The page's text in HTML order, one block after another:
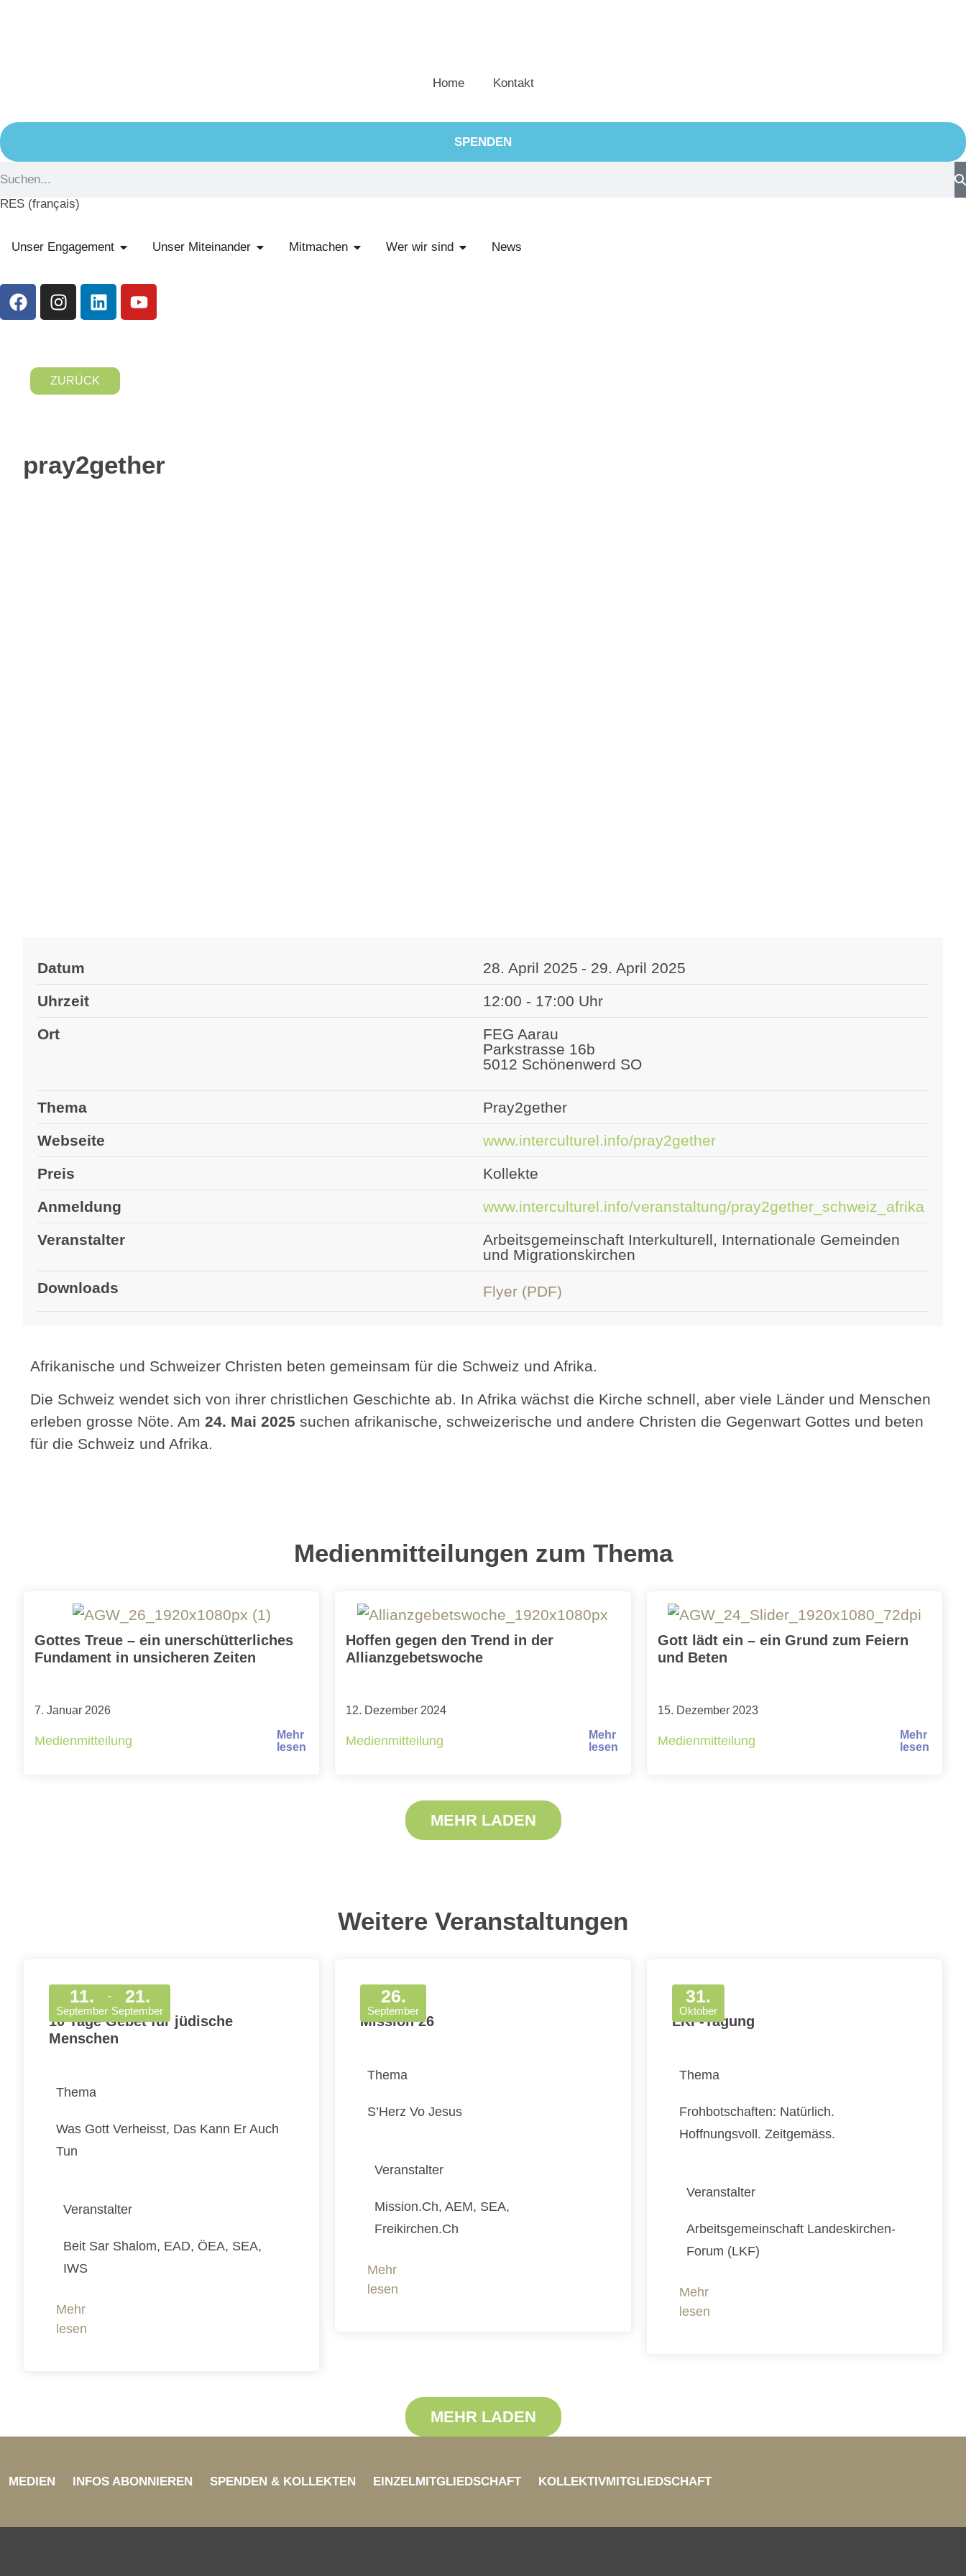
Home Kontakt
SPENDEN
RES (français)
Unser Engagement Unser Miteinander Mitmachen Wer wir sind News
ZURÜCK
pray2gether
Datum 28. April 2025 - 29. April 2025
Uhrzeit
12:00 - 17:00 Uhr
Ort
FEG Aarau
Parkstrasse 16b
5012 Schönenwerd SO
Thema
Pray2gether
Webseite
www.interculturel.info/pray2gether
Preis
Kollekte
Anmeldung
www.interculturel.info/veranstaltung/pray2gether_schweiz_afrika
Veranstalter
Arbeitsgemeinschaft Interkulturell, Internationale Gemeinden
und Migrationskirchen
Downloads
Flyer (PDF)
Afrikanische und Schweizer Christen beten gemeinsam für die Schweiz und Afrika.
Die Schweiz wendet sich von ihrer christlichen Geschichte ab. In Afrika wächst die Kirche schnell, aber viele Länder und Menschen
erleben grosse Nöte. Am 24. Mai 2025 suchen afrikanische, schweizerische und andere Christen die Gegenwart Gottes und beten
für die Schweiz und Afrika.
Medienmitteilungen zum Thema
Gottes Treue – ein unerschütterliches
Fundament in unsicheren Zeiten
7. Januar 2026
Medienmitteilung
Mehr
lesen
Hoffen gegen den Trend in der
Allianzgebetswoche
12. Dezember 2024
Medienmitteilung
Mehr
lesen
Gott lädt ein – ein Grund zum Feiern
und Beten
15. Dezember 2023
Medienmitteilung
Mehr
lesen
MEHR LADEN
Weitere Veranstaltungen
11.
September
- 21.
September
10 Tage Gebet für jüdische
Menschen
Thema
Was Gott Verheisst, Das Kann Er Auch
Tun
Veranstalter
Beit Sar Shalom, EAD, ÖEA, SEA,
IWS
Mehr
lesen
26.
September
Mission 26
Thema
S’Herz Vo Jesus
Veranstalter
Mission.ch, AEM, SEA,
Freikirchen.ch
Mehr
lesen
31.
Oktober
LKF-Tagung
Thema
Frohbotschaften: Natürlich.
Hoffnungsvoll. Zeitgemäss.
Veranstalter
Arbeitsgemeinschaft Landeskirchen-
Forum (LKF)
Mehr
lesen
MEHR LADEN
MEDIEN INFOS ABONNIEREN SPENDEN & KOLLEKTEN EINZELMITGLIEDSCHAFT KOLLEKTIVMITGLIEDSCHAFT